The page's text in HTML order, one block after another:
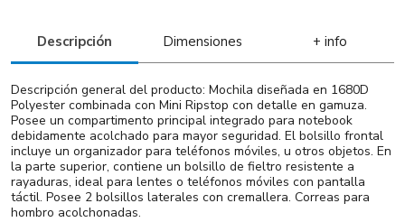
Descripción Dimensiones + info
Descripción general del producto: Mochila diseñada en 1680D
Polyester combinada con Mini Ripstop con detalle en gamuza.
Posee un compartimento principal integrado para notebook
debidamente acolchado para mayor seguridad. El bolsillo frontal
incluye un organizador para teléfonos móviles, u otros objetos. En
la parte superior, contiene un bolsillo de fieltro resistente a
rayaduras, ideal para lentes o teléfonos móviles con pantalla
táctil. Posee 2 bolsillos laterales con cremallera. Correas para
hombro acolchonadas.